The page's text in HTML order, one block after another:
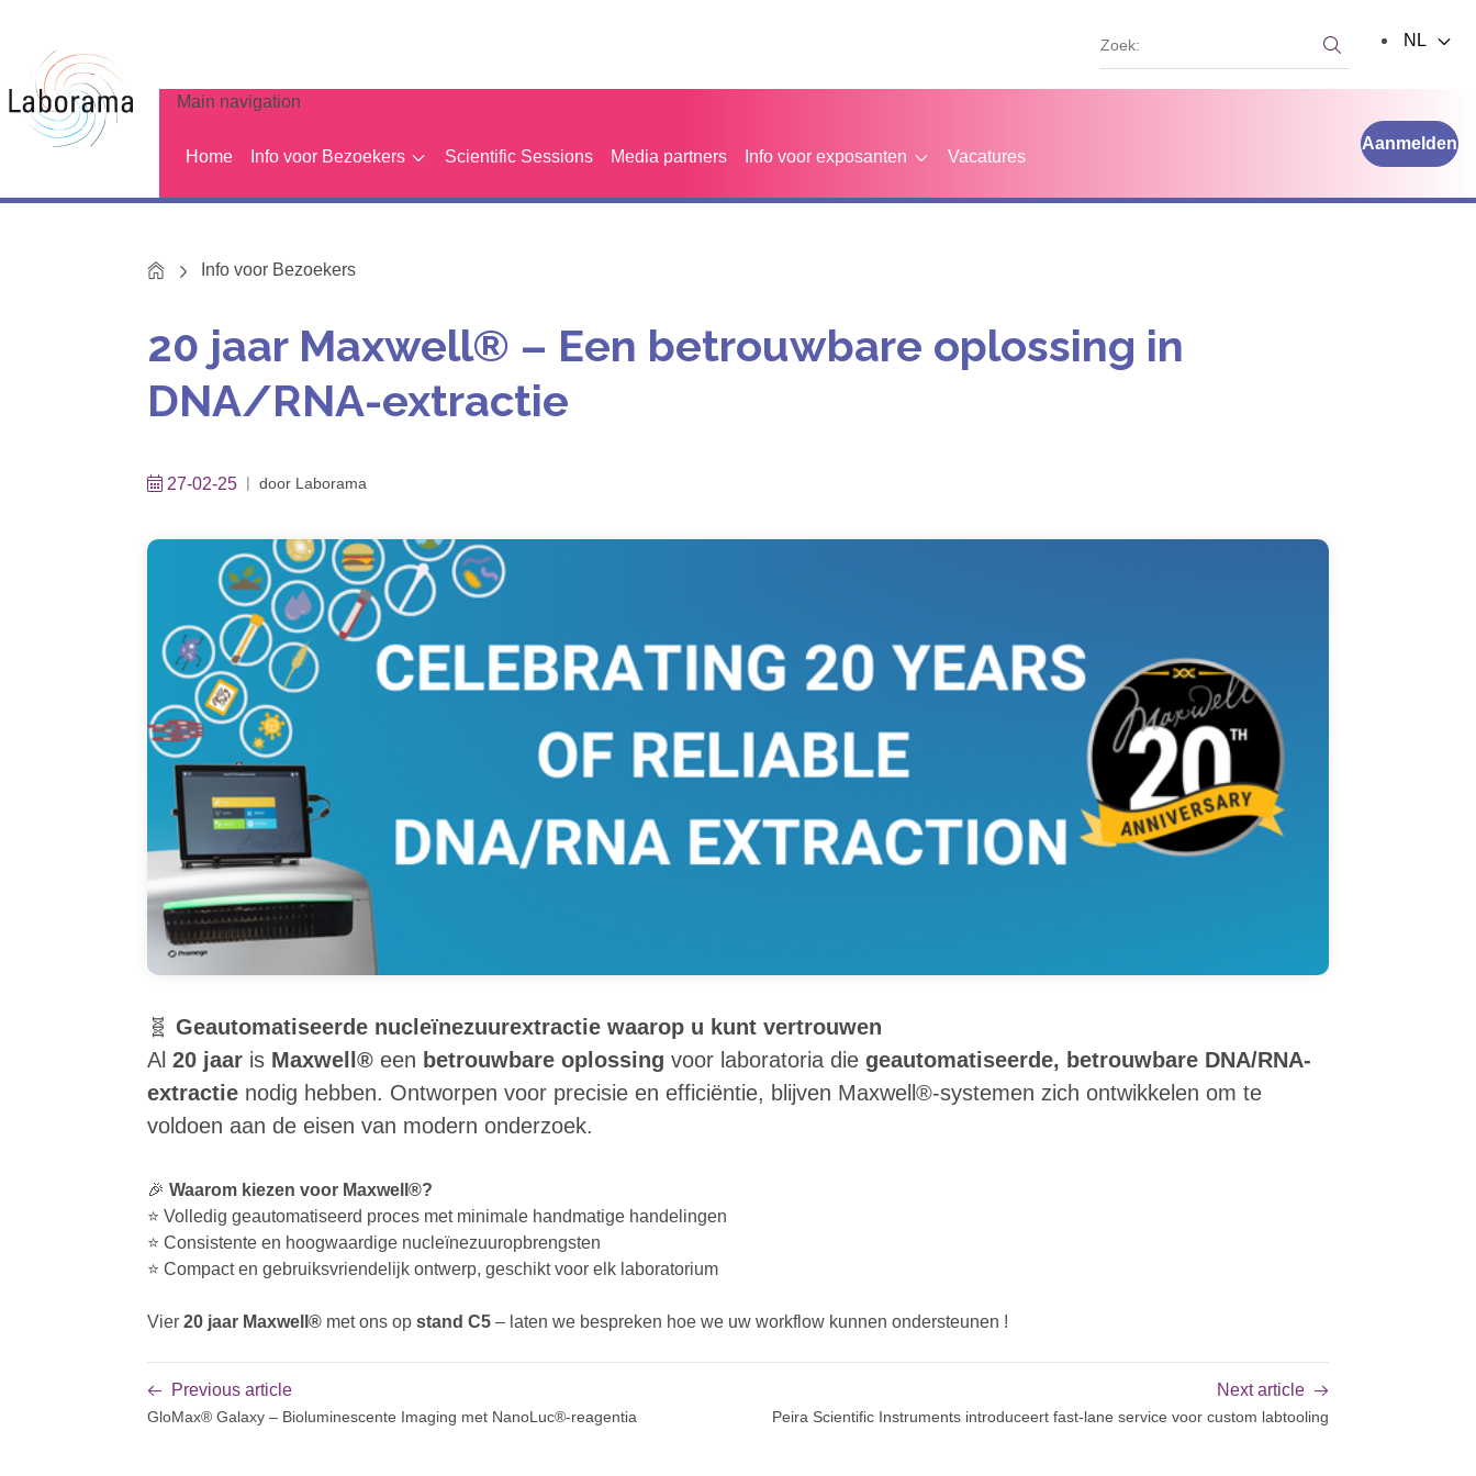
Main navigation
Home Info voor Bezoekers Scientific Sessions Media partners Info voor exposanten Vacatures
Aanmelden
Zoek:
NL
HomeInfo voor Bezoekers
20 jaar Maxwell® – Een betrouwbare oplossing in
DNA/RNA-extractie
27-02-25 door Laborama
🧬Geautomatiseerde nucleïnezuurextractie waarop u kunt vertrouwen
Al20 jaar is Maxwell® een betrouwbare oplossing voor laboratoria diegeautomatiseerde, betrouwbare DNA/RNA-
extractie nodig hebben. Ontworpen voor precisie en efficiëntie, blijven Maxwell®-systemen zich ontwikkelen om te
voldoen aan de eisen van modern onderzoek.
🎉Waarom kiezen voor Maxwell®?
⭐ Volledig geautomatiseerd proces met minimale handmatige handelingen
⭐ Consistente en hoogwaardige nucleïnezuuropbrengsten
⭐ Compact en gebruiksvriendelijk ontwerp, geschikt voor elk laboratorium
Vier20 jaar Maxwell® met ons opstand C5 – laten we bespreken hoe we uw workflow kunnen ondersteunen !
Previous article
GloMax® Galaxy – Bioluminescente Imaging met NanoLuc®-reagentia
Next article
Peira Scientific Instruments introduceert fast-lane service voor custom labtooling